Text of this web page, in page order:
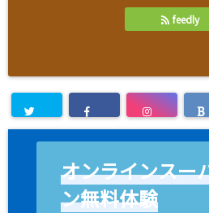
feedly
オンラインスー
ン無料体験